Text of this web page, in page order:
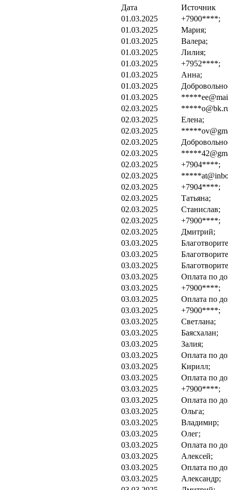
Дата
Источник
01.03.2025
+7900****;
01.03.2025
Мария;
01.03.2025
Валера;
01.03.2025
Лилия;
01.03.2025
+7952****;
01.03.2025
Анна;
01.03.2025
01.03.2025
02.03.2025
02.03.2025
Елена;
02.03.2025
02.03.2025
02.03.2025
02.03.2025
+7904****;
02.03.2025
02.03.2025
+7904****;
02.03.2025
Татьяна;
02.03.2025
Станислав;
02.03.2025
+7900****;
02.03.2025
Дмитрий;
03.03.2025
03.03.2025
03.03.2025
03.03.2025
Оплата по
03.03.2025
+7900****;
03.03.2025
Оплата по
03.03.2025
+7900****;
03.03.2025
Светлана;
03.03.2025
Баясхалан;
03.03.2025
Залия;
03.03.2025
Оплата по
03.03.2025
Кирилл;
03.03.2025
Оплата по
03.03.2025
+7900****;
03.03.2025
Оплата по
03.03.2025
Ольга;
03.03.2025
Владимир;
03.03.2025
Олег;
03.03.2025
Оплата по
03.03.2025
Алексей;
03.03.2025
Оплата по
03.03.2025
Александр;